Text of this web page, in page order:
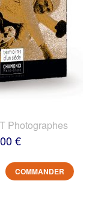
Photographes
€
COMMANDER